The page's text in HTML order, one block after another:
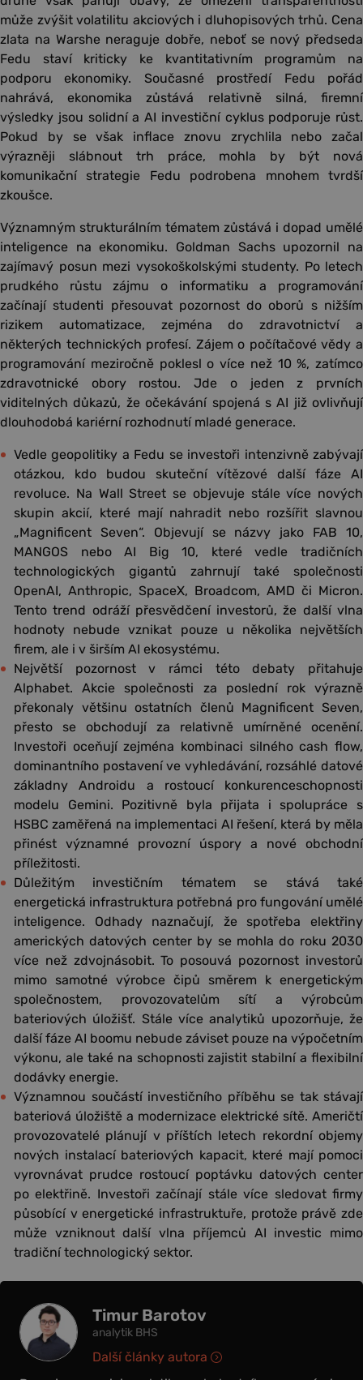
může zvýšit volatilitu akciových i dluhopisových trhů. Cena
zlata na Warshe neraguje dobře, neboť se nový předseda
Fedu staví kriticky ke kvantitativním programům na
podporu ekonomiky. Současné prostředí Fedu pořád
nahrává, ekonomika zůstává relativně silná, firemní
výsledky jsou solidní a AI investiční cyklus podporuje růst.
Pokud by se však inflace znovu zrychlila nebo začal
výrazněji slábnout trh práce, mohla by být nová
komunikační strategie Fedu podrobena mnohem tvrdší
zkoušce.
Významným strukturálním tématem zůstává i dopad umělé
inteligence na ekonomiku. Goldman Sachs upozornil na
zajímavý posun mezi vysokoškolskými studenty. Po letech
prudkého růstu zájmu o informatiku a programování
začínají studenti přesouvat pozornost do oborů s nižším
rizikem automatizace, zejména do zdravotnictví a
některých technických profesí. Zájem o počítačové vědy a
programování meziročně poklesl o více než 10 %, zatímco
zdravotnické obory rostou. Jde o jeden z prvních
viditelných důkazů, že očekávání spojená s AI již ovlivňují
dlouhodobá kariérní rozhodnutí mladé generace.
Vedle geopolitiky a Fedu se investoři intenzivně zabývají
otázkou, kdo budou skuteční vítězové další fáze AI
revoluce. Na Wall Street se objevuje stále více nových
skupin akcií, které mají nahradit nebo rozšířit slavnou
„Magnificent Seven“. Objevují se názvy jako FAB 10,
MANGOS nebo AI Big 10, které vedle tradičních
technologických gigantů zahrnují také společnosti
OpenAI, Anthropic, SpaceX, Broadcom, AMD či Micron.
Tento trend odráží přesvědčení investorů, že další vlna
hodnoty nebude vznikat pouze u několika největších
firem, ale i v širším AI ekosystému.
Největší pozornost v rámci této debaty přitahuje
Alphabet. Akcie společnosti za poslední rok výrazně
překonaly většinu ostatních členů Magnificent Seven,
přesto se obchodují za relativně umírněné ocenění.
Investoři oceňují zejména kombinaci silného cash flow,
dominantního postavení ve vyhledávání, rozsáhlé datové
základny Androidu a rostoucí konkurenceschopnosti
modelu Gemini. Pozitivně byla přijata i spolupráce s
HSBC zaměřená na implementaci AI řešení, která by měla
přinést významné provozní úspory a nové obchodní
příležitosti.
Důležitým investičním tématem se stává také
energetická infrastruktura potřebná pro fungování umělé
inteligence. Odhady naznačují, že spotřeba elektřiny
amerických datových center by se mohla do roku 2030
více než zdvojnásobit. To posouvá pozornost investorů
mimo samotné výrobce čipů směrem k energetickým
společnostem, provozovatelům sítí a výrobcům
bateriových úložišť. Stále více analytiků upozorňuje, že
další fáze AI boomu nebude záviset pouze na výpočetním
výkonu, ale také na schopnosti zajistit stabilní a flexibilní
dodávky energie.
Významnou součástí investičního příběhu se tak stávají
bateriová úložiště a modernizace elektrické sítě. Američtí
provozovatelé plánují v příštích letech rekordní objemy
nových instalací bateriových kapacit, které mají pomoci
vyrovnávat prudce rostoucí poptávku datových center
po elektřině. Investoři začínají stále více sledovat firmy
působící v energetické infrastruktuře, protože právě zde
může vzniknout další vlna příjemců AI investic mimo
tradiční technologický sektor.
Timur Barotov
analytik BHS
Další články autora